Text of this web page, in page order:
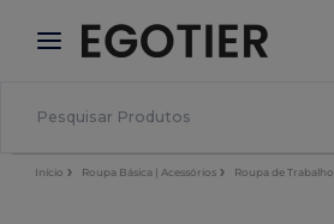
× App Egotier
Melhores preços na app!
Início Roupa Básica | Acessórios Roupa de Trabalho